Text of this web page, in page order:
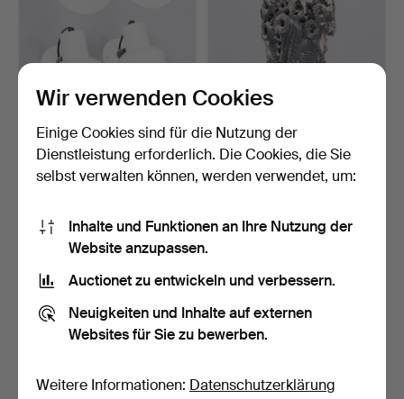
NORDLUX PICCOLO Weiß
lackierte Pendelleuch…
8 Tage
BODIL MARIE NIELSEN.
Skulpturale Deckenleu…
9 Tage
Wir verwenden Cookies
Einige Cookies sind für die Nutzung der
Dienstleistung erforderlich. Die Cookies, die Sie
selbst verwalten können, werden verwendet, um:
Inhalte und Funktionen an Ihre Nutzung der
Website anzupassen.
Auctionet zu entwickeln und verbessern.
Neuigkeiten und Inhalte auf externen
Websites für Sie zu bewerben.
Weitere Informationen: Datenschutzerklärung